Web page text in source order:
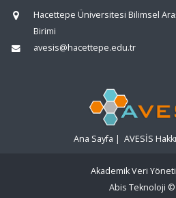
Hacettepe Üniversitesi Bilimsel
Birimi
avesis@hacettepe.edu.tr
Ana Sayfa | AVESİS
Akademik Veri
Abis Teknoloji ©